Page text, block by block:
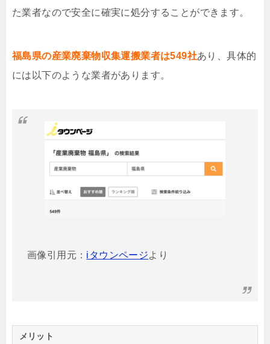
た業者なので安全に確実に処分することができます。
福島県の産業廃棄物収集運搬業者は549社あり、具体的
には以下のような業者があります。
画像引用元： iタウンページより
メリット